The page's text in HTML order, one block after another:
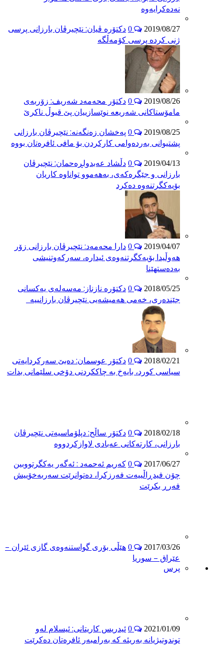
نەدەکرایەوە
2019/08/27
دکتۆرە ڤیان: نێچیرڤان بارزانی پرسی
ژنی کردە پرسی کۆمەڵگە
2019/08/26
دکتۆر محەمەد شەریف: زۆربەی
مامۆستاکانی شەریعە نوێسازییان پێ قبوڵ ناکرێ
2019/08/25
پەخشان زەنگەنە: نێچیرڤان بارزانی
پشتیوانی بەردەوامی کارکردن بۆ مافی ئافرەتان بووە
2019/04/13
دڵشاد عەبدولڕەحمان: نێچیرڤان
بارزانی و جێگرەکەی، بەهەموو تواناوە کاریان
بۆیەکگرتنەوە دەکرد
2019/04/07
دارا محه‌مەد: نێچیرڤان بارزانی زۆر
هەوڵیدا بۆیه‌كگرتنه‌وه‌ی ئیداره‌، سەرکەوتنیشی
بەدەستهێنا
2018/05/25
دکتۆرە نازناز: مەسەلەی یەکسانی
جێندەری، خەمی هەمیشەیی نێچیرڤان بارزانییە
2018/02/21
دکتۆر عوسمان: دەبێ سەرکردایەتی
سیاسی کورد، بایەخ بە چاککردنی دۆخی سلێمانی بدات
2018/02/18
دکتۆر ساڵح: دپلۆماسیەتی نێچیرڤان
بارزانی، کارتەکانی عەبادی لاوازکردووە
2017/06/27
كه‌ریم ئه‌حمه‌د : ئه‌گه‌ر یه‌كگرتووبین
چۆن فیدڕاڵییه‌ت فه‌رزكرا، ده‌توانرێت سه‌ربه‌خۆییش
فه‌رڕ بكرێت
2017/03/26
هێڵی بۆری گواستنەوەی گازی ئێران –
عێراق – سوریا
پرس
2021/01/09
ئیدریس کاریتانی: ئیسلام لەو
توندوتیژیانە بەریئە کە بەرامبەر ئافرەتان دەکرێت